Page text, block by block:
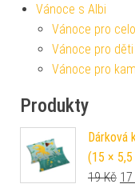
Vánoce s Albi
Vánoce pro
Vánoce pro děti
Vánoce pro
Produkty
Dárková
(15 ×
19Kč 17